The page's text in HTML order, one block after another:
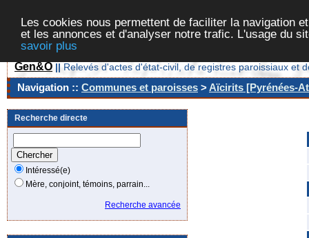
Les cookies nous permettent de faciliter la navigation
et les annonces et d'analyser notre trafic. L'usage du
savoir plus
Gen&O || Relevés d'actes d'état-civil, de registres paroissiaux et
Navigation :: Communes et paroisses >Aïcirits [Pyrénées-
Recherche directe
Intéressé(e)
Mère, conjoint, témoins, parrain...
Recherche avancée